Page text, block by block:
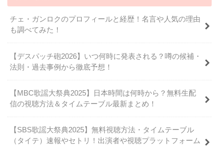
チェ・ガンロクのプロフィールと経歴！名言や人気の理由
も調べてみた！
【デスパッチ砲2026】いつ何時に発表される？噂の候補・
法則・過去事例から徹底予想！
【MBC歌謡大祭典2025】日本時間は何時から？無料生配
信の視聴方法＆タイムテーブル最新まとめ！
【SBS歌謡大祭典2025】無料視聴方法・タイムテーブル
（タイテ）速報やセトリ！出演者や視聴プラットフォーム